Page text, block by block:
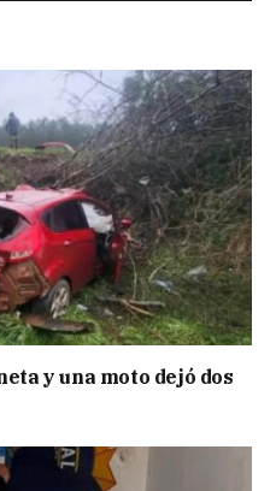
y una moto dejó dos